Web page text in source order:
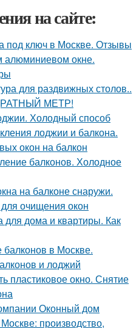
на сайте:
под ключ в Москве. Отзывы
алюминиевом окне.
для раздвижных столов..
МЕТР!
Холодный способ
лоджии и балкона.
окон на балкон
балконов. Холодное
на балконе снаружи.
очищения окон
дома и квартиры. Как
в Москве.
и лоджий
пластиковое окно. Снятие
Оконный дом
производство,